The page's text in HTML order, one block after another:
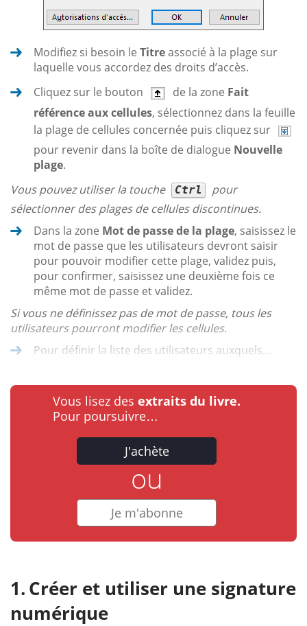
Modifiez si besoin le Titreassocié à la plage sur
laquelle vous accordez des droits d’accès.
Cliquez sur le bouton
de la zone Fait
référence aux cellules, sélectionnez dans la feuille
la plage de cellules concernée puis cliquez sur
pour revenir dans la boîte de dialogue Nouvelle
plage.
Vous pouvez utiliser la touche
Ctrl
pour
sélectionner des plages de cellules discontinues.
Dans la zone Mot de passe de la plage, saisissez le
mot de passe que les utilisateurs devront saisir
pour pouvoir modifier cette plage, validez puis,
pour confirmer, saisissez une deuxième fois ce
même mot de passe et validez.
Si vous ne définissez pas de mot de passe, tous les
utilisateurs pourront modifier les cellules.
Pour définir la liste des utilisateurs auxquels...
Vous lisez des extraits du livre.
Pour poursuivre…
J'achète
ou
Je m'abonne
Créer et utiliser une signature
numérique